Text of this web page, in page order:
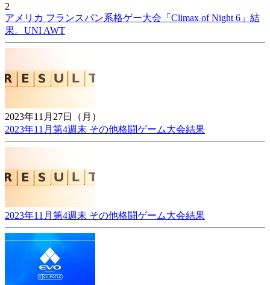
2
アメリカ フランスパン系格ゲー大会「Climax of Night 6」結
果。UNI AWT
2023年11月27日（月）
2023年11月第4週末 その他格闘ゲーム大会結果
2023年11月第4週末 その他格闘ゲーム大会結果